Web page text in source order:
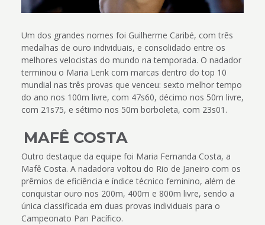
Um dos grandes nomes foi Guilherme Caribé, com três
medalhas de ouro individuais, e consolidado entre os
melhores velocistas do mundo na temporada. O nadador
terminou o Maria Lenk com marcas dentro do top 10
mundial nas três provas que venceu: sexto melhor tempo
do ano nos 100m livre, com 47s60, décimo nos 50m livre,
com 21s75, e sétimo nos 50m borboleta, com 23s01.
MAFÊ COSTA
Outro destaque da equipe foi Maria Fernanda Costa, a
Mafê Costa. A nadadora voltou do Rio de Janeiro com os
prêmios de eficiência e índice técnico feminino, além de
conquistar ouro nos 200m, 400m e 800m livre, sendo a
única classificada em duas provas individuais para o
Campeonato Pan Pacífico.